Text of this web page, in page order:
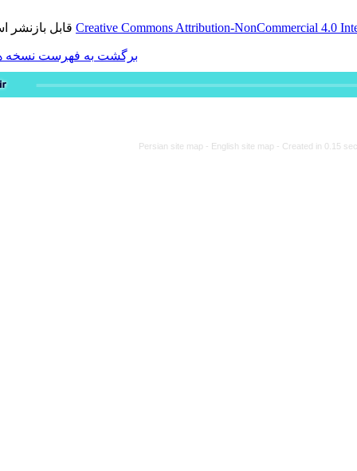
Creative Commonsقابل بازنشر است.
برگشت به فهرست نسخه ها
Persian site map -